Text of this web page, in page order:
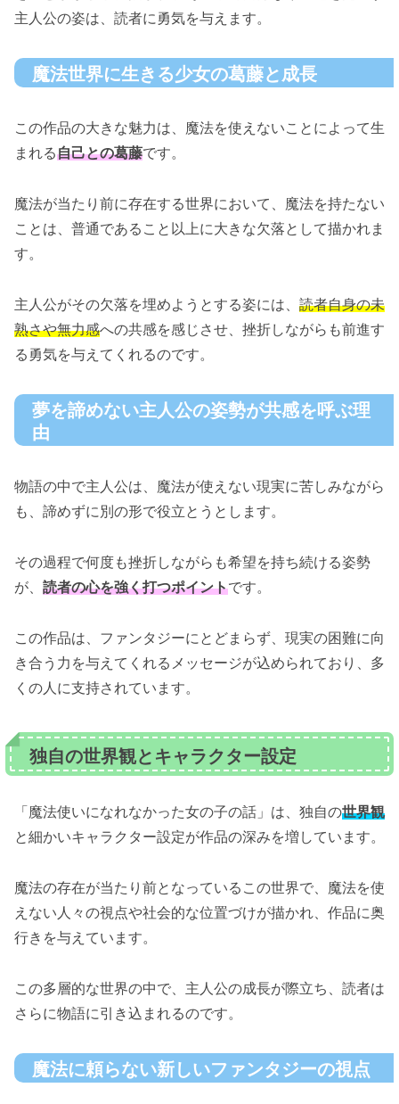
主人公の姿は、読者に勇気を与えます。
魔法世界に生きる少女の葛藤と成長
この作品の大きな魅力は、魔法を使えないことによって生
まれる自己との葛藤です。
魔法が当たり前に存在する世界において、魔法を持たない
ことは、普通であること以上に大きな欠落として描かれま
す。
主人公がその欠落を埋めようとする姿には、 読者自身の未
熟さや無力感への共感を感じさせ、挫折しながらも前進す
る勇気を与えてくれるのです。
夢を諦めない主人公の姿勢が共感を呼ぶ理
由
物語の中で主人公は、魔法が使えない現実に苦しみながら
も、諦めずに別の形で役立とうとします。
その過程で何度も挫折しながらも希望を持ち続ける姿勢
が、 読者の心を強く打つポイントです。
この作品は、ファンタジーにとどまらず、現実の困難に向
き合う力を与えてくれるメッセージが込められており、多
くの人に支持されています。
独自の世界観とキャラクター設定
「魔法使いになれなかった女の子の話」は、独自の世界観
と細かいキャラクター設定が作品の深みを増しています。
魔法の存在が当たり前となっているこの世界で、魔法を使
えない人々の視点や社会的な位置づけが描かれ、作品に奥
行きを与えています。
この多層的な世界の中で、主人公の成長が際立ち、読者は
さらに物語に引き込まれるのです。
魔法に頼らない新しいファンタジーの視点